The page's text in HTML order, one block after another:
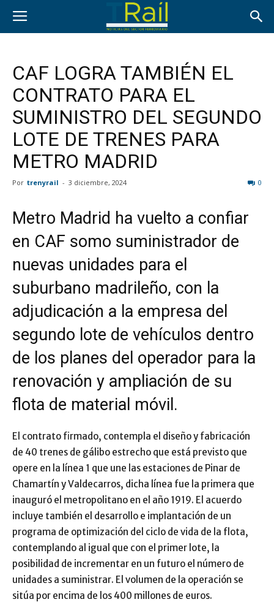
CAF LOGRA TAMBIÉN EL
CONTRATO PARA EL
SUMINISTRO DEL SEGUNDO
LOTE DE TRENES PARA
METRO MADRID
Por trenyrail - 3 diciembre, 2024 0
Metro Madrid ha vuelto a confiar
en CAF somo suministrador de
nuevas unidades para el
suburbano madrileño, con la
adjudicación a la empresa del
segundo lote de vehículos dentro
de los planes del operador para la
renovación y ampliación de su
flota de material móvil.
El contrato firmado, contempla el diseño y fabricación
de 40 trenes de gálibo estrecho que está previsto que
opere en la línea 1 que une las estaciones de Pinar de
Chamartín y Valdecarros, dicha línea fue la primera que
inauguró el metropolitano en el año 1919. El acuerdo
incluye también el desarrollo e implantación de un
programa de optimización del ciclo de vida de la flota,
contemplando al igual que con el primer lote, la
posibilidad de incrementar en un futuro el número de
unidades a suministrar. El volumen de la operación se
sitúa por encima de los 400 millones de euros.